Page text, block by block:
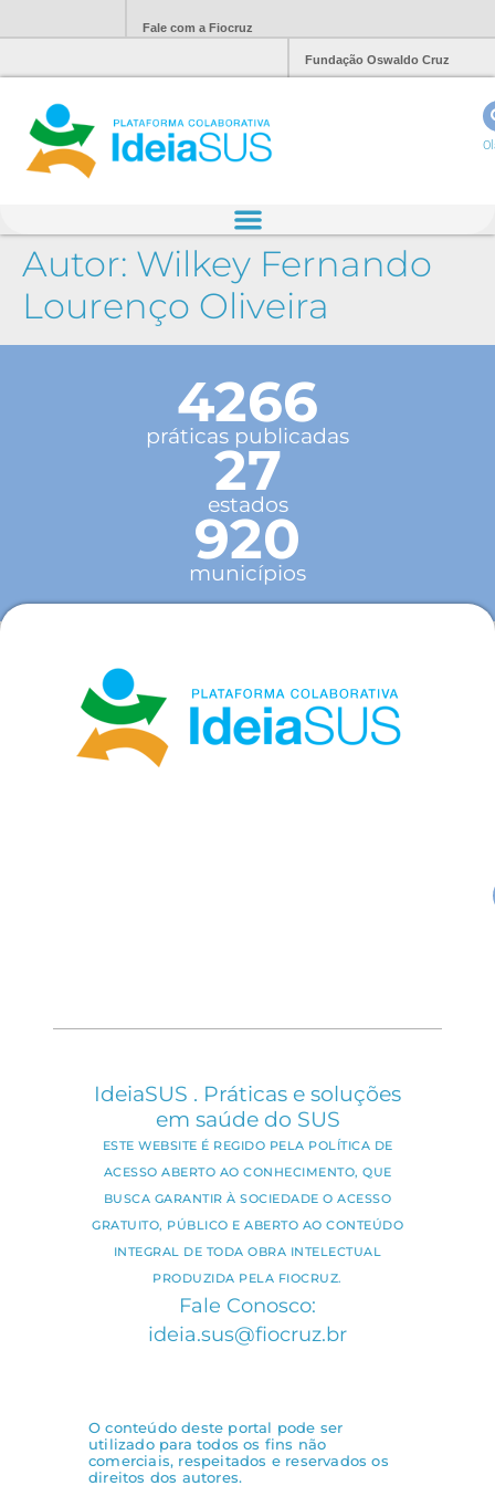
Fale com a Fiocruz
Fundação Oswaldo Cruz
Autor: Wilkey Fernando
Lourenço Oliveira
4266
práticas publicadas
27
estados
920
municípios
IdeiaSUS . Práticas e soluções
em saúde do SUS
ESTE WEBSITE É REGIDO PELA POLÍTICA DE
ACESSO ABERTO AO CONHECIMENTO, QUE
BUSCA GARANTIR À SOCIEDADE O ACESSO
GRATUITO, PÚBLICO E ABERTO AO CONTEÚDO
INTEGRAL DE TODA OBRA INTELECTUAL
PRODUZIDA PELA FIOCRUZ.
Fale Conosco:
ideia.sus@fiocruz.br
O conteúdo deste portal pode ser
utilizado para todos os fins não
comerciais, respeitados e reservados os
direitos dos autores.